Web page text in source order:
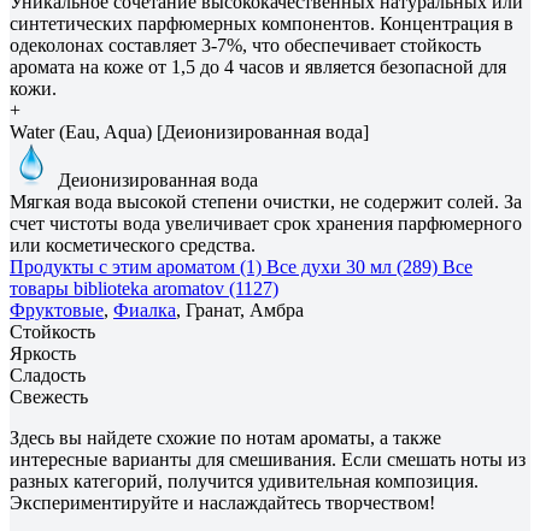
синтетических парфюмерных компонентов. Концентрация в
одеколонах составляет 3-7%, что обеспечивает стойкость
аромата на коже от 1,5 до 4 часов и является безопасной для
кожи.
+
Water (Eau, Aqua) [Деионизированная вода]
Деионизированная вода
Мягкая вода высокой степени очистки, не содержит солей. За
счет чистоты вода увеличивает срок хранения парфюмерного
или косметического средства.
Продукты с этим ароматом (1) Все духи 30 мл (289) Все
товары biblioteka aromatov (1127)
Фруктовые, Фиалка, Гранат, Амбра
Стойкость
Яркость
Сладость
Свежесть
Здесь вы найдете схожие по нотам ароматы, а также
интересные варианты для смешивания. Если смешать ноты из
разных категорий, получится удивительная композиция.
Экспериментируйте и наслаждайтесь творчеством!